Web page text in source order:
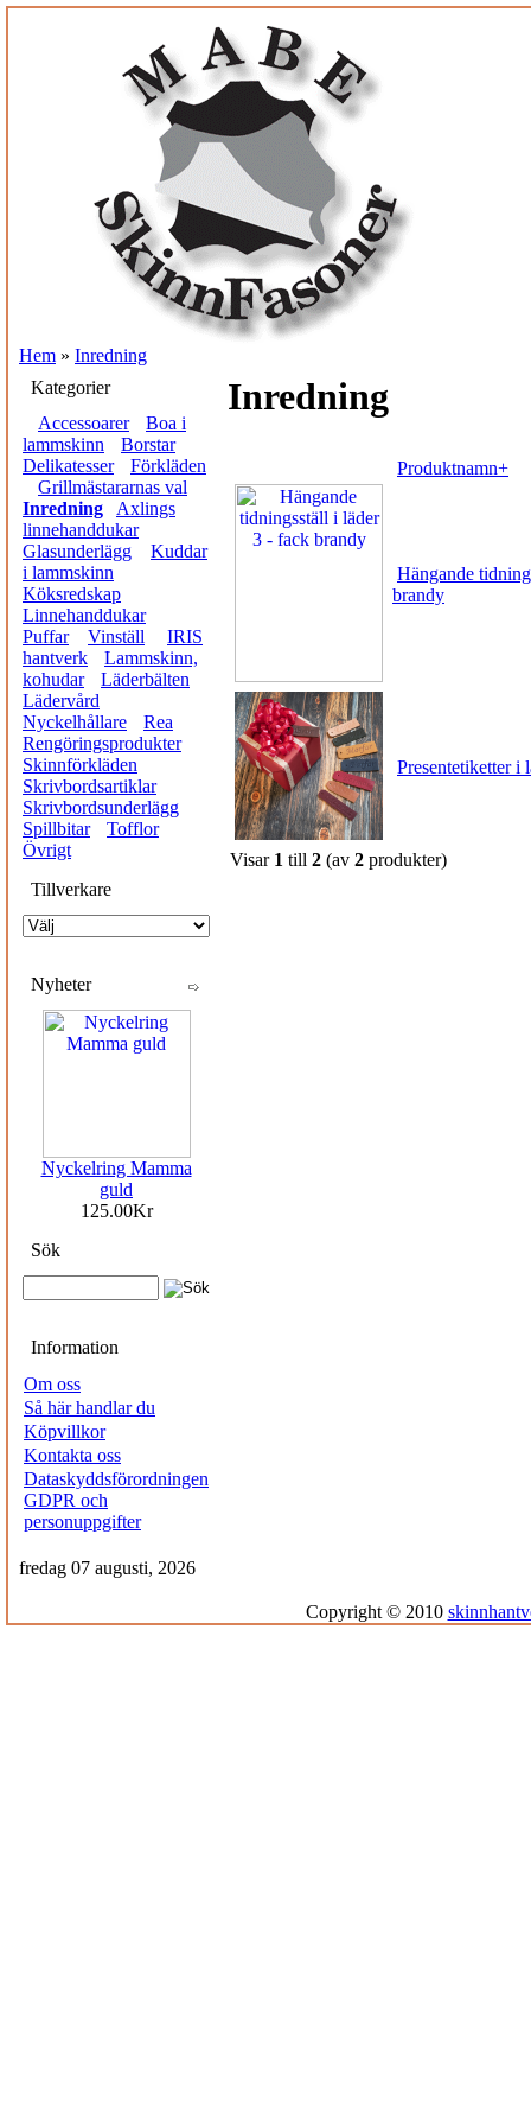
Hem » Inredning
Kategorier
Accessoarer
Boa i
lammskinn
Borstar
Delikatesser
Förkläden
Grillmästararnas val
Inredning
Axlings
linnehanddukar
Glasunderlägg
Kuddar
i lammskinn
Köksredskap
Linnehanddukar
Puffar
Vinställ
IRIS
hantverk
Lammskinn,
kohudar
Läderbälten
Lädervård
Nyckelhållare
Rea
Rengöringsprodukter
Skinnförkläden
Skrivbordsartiklar
Skrivbordsunderlägg
Spillbitar
Tofflor
Övrigt
Tillverkare
Nyheter
Nyckelring Mamma
guld
125.00Kr
Sök
Information
Om oss
Så här handlar du
Köpvillkor
Kontakta oss
Dataskyddsförordningen
GDPR och
personuppgifter
Inredning
Produktnamn+
Hängande
brandy
Presentetiketter i
Visar 1 till 2 (av 2 produkter)
fredag 07 augusti, 2026
Copyright © 2010